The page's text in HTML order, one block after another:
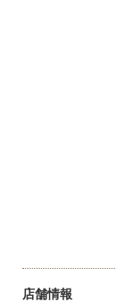
店舗情報